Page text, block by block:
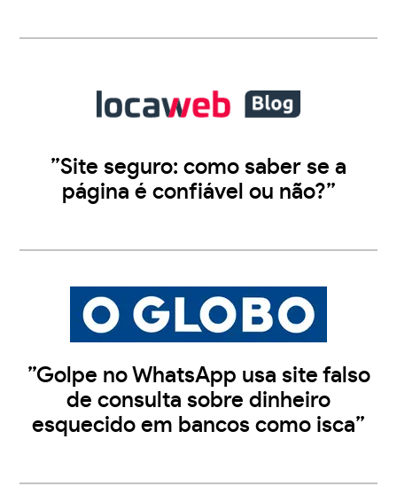
”Site seguro: como saber se a
página é confiável ou não?”
”Golpe no WhatsApp usa site falso
de consulta sobre dinheiro
esquecido em bancos como isca”